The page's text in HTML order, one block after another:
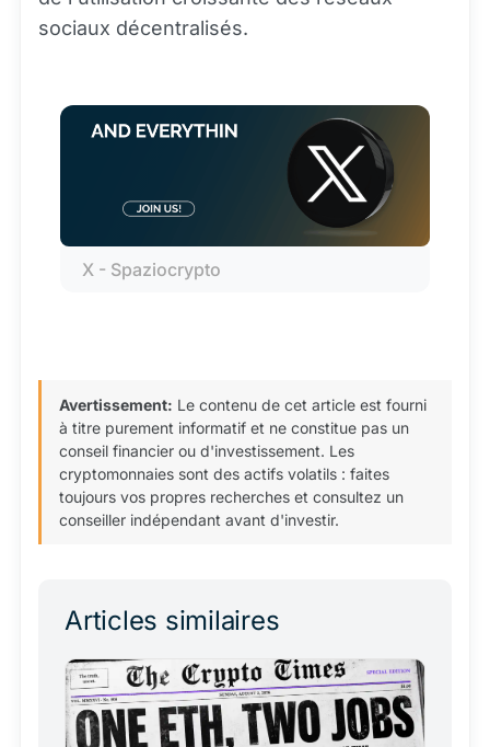
sociaux décentralisés.
X - Spaziocrypto
Avertissement: Le contenu de cet article est fourni
à titre purement informatif et ne constitue pas un
conseil financier ou d'investissement. Les
cryptomonnaies sont des actifs volatils : faites
toujours vos propres recherches et consultez un
conseiller indépendant avant d'investir.
Articles similaires